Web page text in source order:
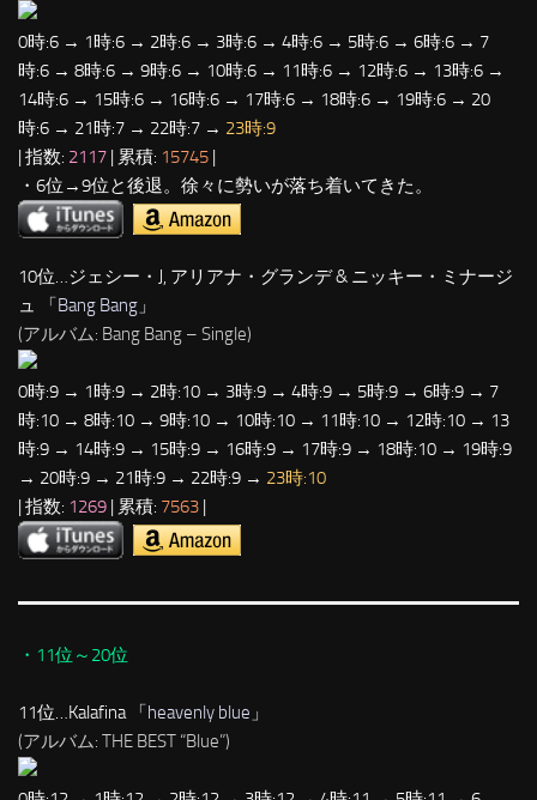
0時:6 → 1時:6 → 2時:6 → 3時:6 → 4時:6 → 5時:6 → 6時:6 → 7
時:6 → 8時:6 → 9時:6 → 10時:6 → 11時:6 → 12時:6 → 13時:6 →
14時:6 → 15時:6 → 16時:6 → 17時:6 → 18時:6 → 19時:6 → 20
時:6 → 21時:7 → 22時:7 → 23時:9
| 指数: 2117 | 累積: 15745 |
・6位→9位と後退。徐々に勢いが落ち着いてきた。
10位…ジェシー・J, アリアナ・グランデ & ニッキー・ミナージ
ュ 「Bang Bang 」
(アルバム: Bang Bang – Single)
0時:9 → 1時:9 → 2時:10 → 3時:9 → 4時:9 → 5時:9 → 6時:9 → 7
時:10 → 8時:10 → 9時:10 → 10時:10 → 11時:10 → 12時:10 → 13
時:9 → 14時:9 → 15時:9 → 16時:9 → 17時:9 → 18時:10 → 19時:9
→ 20時:9 → 21時:9 → 22時:9 → 23時:10
| 指数: 1269 | 累積: 7563 |
・11位～20位
11位…Kalafina 「heavenly blue 」
(アルバム: THE BEST “Blue”)